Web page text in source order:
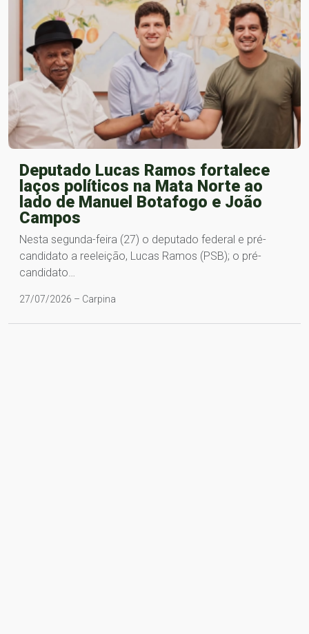
Deputado Lucas Ramos fortalece
laços políticos na Mata Norte ao
lado de Manuel Botafogo e João
Campos
Nesta segunda-feira (27) o deputado federal e pré-
candidato a reeleição, Lucas Ramos (PSB); o pré-
candidato…
27/07/2026 – Carpina